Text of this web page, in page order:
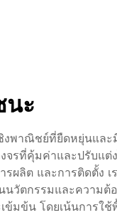
นะ
าณิชย์ที่ยืดหยุ่นแล
รที่คุ้มค่าและปรับแ
ผลิต และการติดตั้ง
กรรมและความต้อ
ข้มข้น โดยเน้นการ